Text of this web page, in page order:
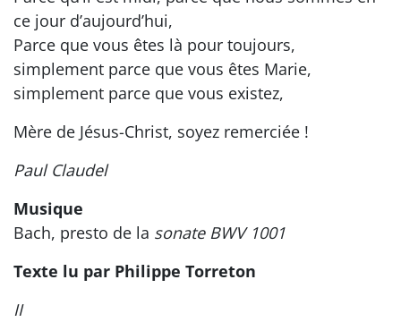
ce jour d’aujourd’hui,
Parce que vous êtes là pour toujours,
simplement parce que vous êtes Marie,
simplement parce que vous existez,
Mère de Jésus-Christ, soyez remerciée !
Paul Claudel
Musique
Bach, presto de la sonate BWV 1001
Texte lu par Philippe Torreton
II